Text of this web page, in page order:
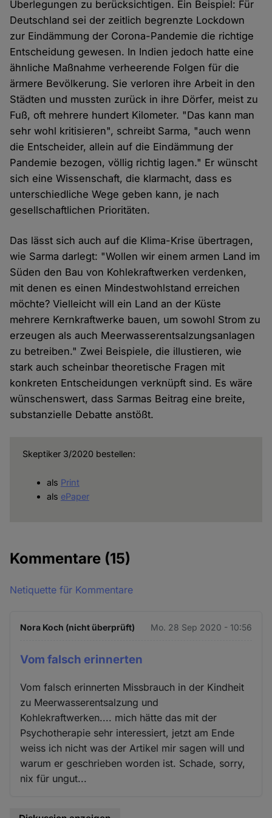
Überlegungen zu berücksichtigen. Ein Beispiel: Für
Deutschland sei der zeitlich begrenzte Lockdown
zur Eindämmung der Corona-Pandemie die richtige
Entscheidung gewesen. In Indien jedoch hatte eine
ähnliche Maßnahme verheerende Folgen für die
ärmere Bevölkerung. Sie verloren ihre Arbeit in den
Städten und mussten zurück in ihre Dörfer, meist zu
Fuß, oft mehrere hundert Kilometer. "Das kann man
sehr wohl kritisieren", schreibt Sarma, "auch wenn
die Entscheider, allein auf die Eindämmung der
Pandemie bezogen, völlig richtig lagen." Er wünscht
sich eine Wissenschaft, die klarmacht, dass es
unterschiedliche Wege geben kann, je nach
gesellschaftlichen Prioritäten.
Das lässt sich auch auf die Klima-Krise übertragen,
wie Sarma darlegt: "Wollen wir einem armen Land im
Süden den Bau von Kohlekraftwerken verdenken,
mit denen es einen Mindestwohlstand erreichen
möchte? Vielleicht will ein Land an der Küste
mehrere Kernkraftwerke bauen, um sowohl Strom zu
erzeugen als auch Meerwasserentsalzungsanlagen
zu betreiben." Zwei Beispiele, die illustieren, wie
stark auch scheinbar theoretische Fragen mit
konkreten Entscheidungen verknüpft sind. Es wäre
wünschenswert, dass Sarmas Beitrag eine breite,
substanzielle Debatte anstößt.
Skeptiker 3/2020 bestellen:
als Print
als ePaper
Kommentare (15)
Netiquette für Kommentare
Nora Koch (nicht überprüft) Mo. 28 Sep 2020 - 10:56
Vom falsch erinnerten
Vom falsch erinnerten Missbrauch in der Kindheit
zu Meerwasserentsalzung und
Kohlekraftwerken.... mich hätte das mit der
Psychotherapie sehr interessiert, jetzt am Ende
weiss ich nicht was der Artikel mir sagen will und
warum er geschrieben worden ist. Schade, sorry,
nix für ungut...